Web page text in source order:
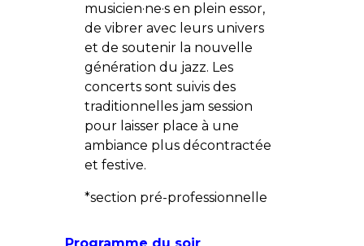
musicien·ne·s en plein essor,
de vibrer avec leurs univers
et de soutenir la nouvelle
génération du jazz. Les
concerts sont suivis des
traditionnelles jam session
pour laisser place à une
ambiance plus décontractée
et festive.
*section pré-professionnelle